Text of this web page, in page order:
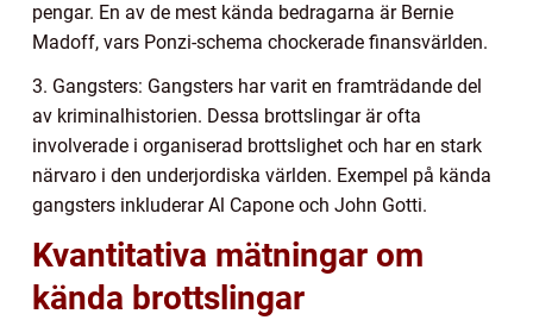
pengar. En av de mest kända bedragarna är Bernie
Madoff, vars Ponzi-schema chockerade finansvärlden.
3. Gangsters: Gangsters har varit en framträdande del
av kriminalhistorien. Dessa brottslingar är ofta
involverade i organiserad brottslighet och har en stark
närvaro i den underjordiska världen. Exempel på kända
gangsters inkluderar Al Capone och John Gotti.
Kvantitativa mätningar om
kända brottslingar